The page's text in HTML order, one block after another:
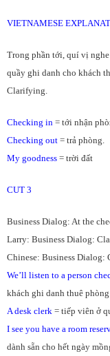
VIETNAMESE
Trong phần tới, quí vị
quầy ghi danh cho khách
Clarifying.
Checking in = tới nhận
Checking out = trả phòng.
My goodness = trời đất
CUT 3
Business Dialog: At the
Larry: Business Dialog:
Chinese: Business Dialog:
We’ll listen to a person
khách ghi danh thuê
A desk clerk = tiếp viên ở
I see you have a room
dành sẵn cho hết ngày